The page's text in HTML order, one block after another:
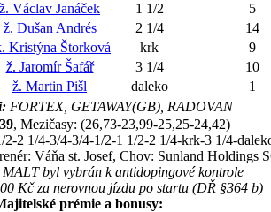
ž. Václav Janáček 1 1/2 5
ž. Dušan Andrés 2 1/4 14
Kristýna Štorková krk 9
ž. Jaromír Šafář 3 1/4 10
ž. Martin Pišl daleko 1
FORTEX, GETAWAY(GB), RADOVAN
, Mezičasy: (26,73-23,99-25,25-24,42)
2 1/4-3/4-3/4-1/2-1 1/2-2 1/4-krk-3 1/4-
Váňa st. Josef, Chov: Sunland Holdings
byl vybrán k antidopingové kontrole
Kč za nerovnou jízdu po startu (DŘ §364 b)
prémie a bonusy: